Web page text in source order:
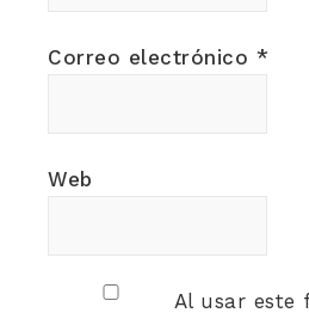
Correo electrónico *
Web
Al usar este